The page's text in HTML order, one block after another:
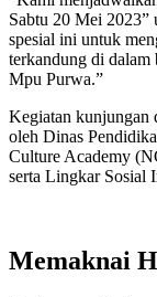
Sabtu 20 Mei
spesial ini untuk
terkandung di dalam
Mpu Purwa.”
Kegiatan kunjungan
oleh Dinas
Culture Academy
serta Lingkar Sosial
Memaknai